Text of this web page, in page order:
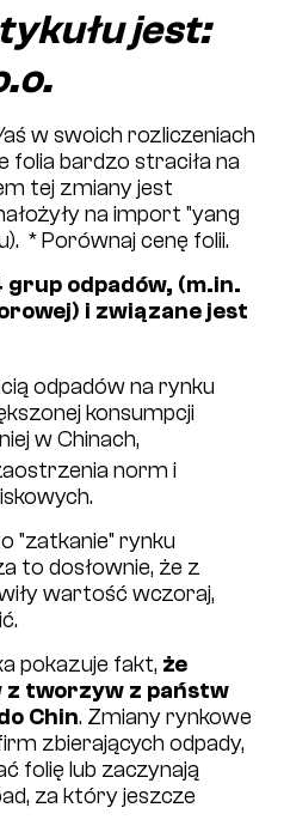
jest:
w swoich rozliczeniach
folia bardzo straciła na
tej zmiany jest
na import "yang
* Porównaj cenę folii.
odpadów, (m.in.
i związane jest
odpadów na rynku
konsumpcji
w Chinach,
norm i
"zatkanie" rynku
to dosłownie, że z
wartość wczoraj,
pokazuje fakt, że
z tworzyw z państw
Chin. Zmiany rynkowe
zbierających odpady,
folię lub zaczynają
za który jeszcze